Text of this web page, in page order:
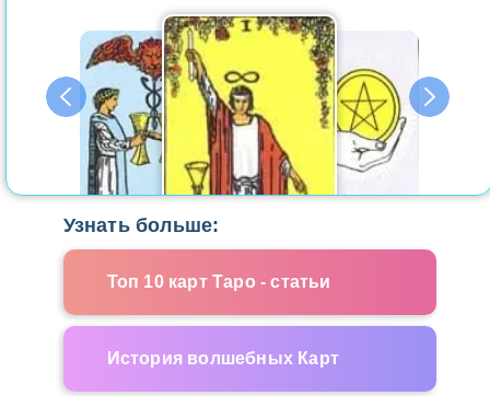
Узнать больше:
Топ 10 карт Таро - статьи
История волшебных Карт